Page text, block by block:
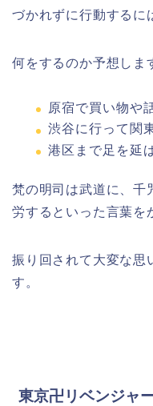
づかれずに行動するに
何をするのか予想しま
原宿で買い物や
渋谷に行って関
港区まで足を延
梵の明司は武道に、千
労するといった言葉を
振り回されて大変な思
す。
東京卍リベンジャ